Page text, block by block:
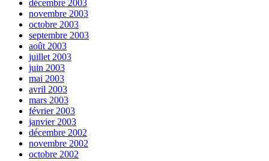
décembre 2003
novembre 2003
octobre 2003
septembre 2003
août 2003
juillet 2003
juin 2003
mai 2003
avril 2003
mars 2003
février 2003
janvier 2003
décembre 2002
novembre 2002
octobre 2002